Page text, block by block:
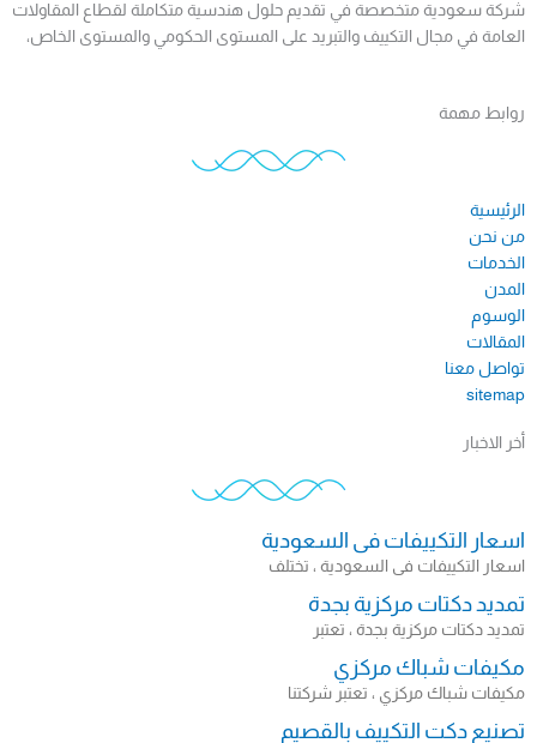
شركة سعودية متخصصة في تقديم حلول هندسية متكاملة لقطاع المقاولات
العامة في مجال التكييف والتبريد على المستوى الحكومي والمستوى الخاص،
روابط مهمة
الرئيسية
من نحن
الخدمات
المدن
الوسوم
المقالات
تواصل معنا
sitemap​
أخر الاخبار
اسعار التكييفات فى السعودية
اسعار التكييفات فى السعودية ، تختلف
تمديد دكتات مركزية بجدة
تمديد دكتات مركزية بجدة ، تعتبر
مكيفات شباك مركزي
مكيفات شباك مركزي ، تعتبر شركتنا
تصنيع دكت التكييف بالقصيم